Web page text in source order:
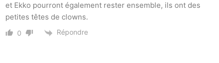
et Ekko pourront également rester ensemble, ils ont des
petites têtes de clowns.
0 Répondre